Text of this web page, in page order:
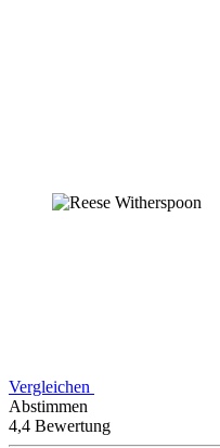
Vergleichen
Abstimmen
4,4 Bewertung